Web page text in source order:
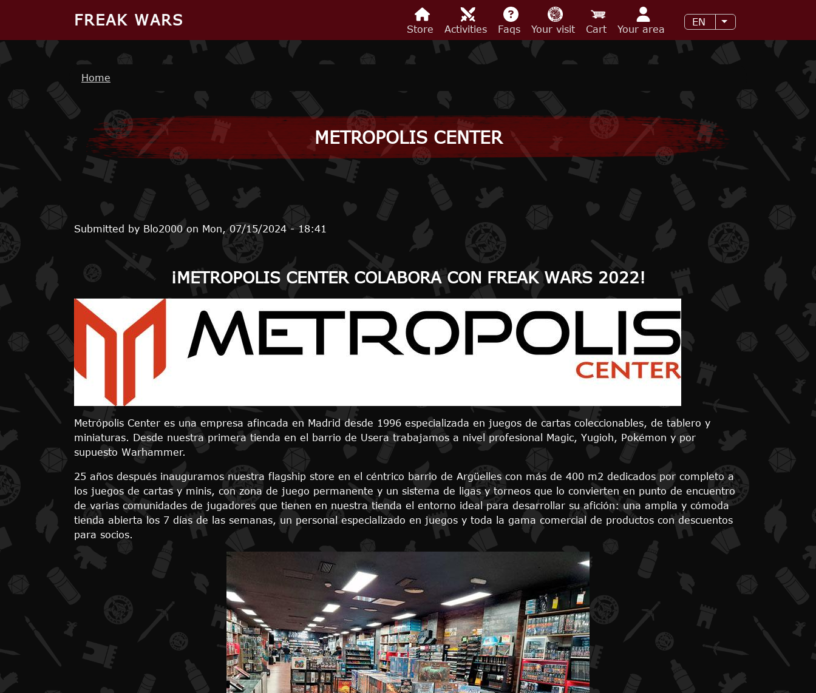
FREAK WARS
Store Activities Faqs Your visit Cart Your area
EN List additional
Breadcrumb
Home
METROPOLIS CENTER
Submitted by Blo2000on Mon, 07/15/2024 - 18:41
¡METROPOLIS CENTER COLABORA CON FREAK WARS 2022!
Metrópolis Center es una empresa afincada en Madrid desde 1996 especializada en juegos de cartas coleccionables, de tablero y
miniaturas. Desde nuestra primera tienda en el barrio de Usera trabajamos a nivel profesional Magic, Yugioh, Pokémon y por
supuesto Warhammer.
25 años después inauguramos nuestra flagship store en el céntrico barrio de Argüelles con más de 400 m2 dedicados por completo a
los juegos de cartas y minis, con zona de juego permanente y un sistema de ligas y torneos que lo convierten en punto de encuentro
de varias comunidades de jugadores que tienen en nuestra tienda el entorno ideal para desarrollar su afición: una amplia y cómoda
tienda abierta los 7 días de las semanas, un personal especializado en juegos y toda la gama comercial de productos con descuentos
para socios.